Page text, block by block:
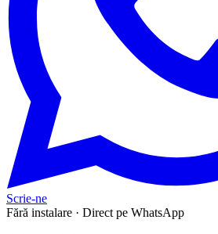
Scrie-ne
Fără instalare · Direct pe WhatsApp